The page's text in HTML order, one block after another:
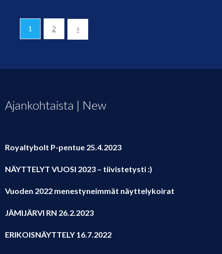
1 2
Ajankohtaista | New
Royaltybolt P-pentue 25.4.2023
NÄYTTELYT VUOSI 2023 – tiivistetysti :)
Vuoden 2022 menestyneimmät näyttelykoirat
JÄMIJÄRVI RN 26.2.2023
ERIKOISNÄYTTELY 16.7.2022